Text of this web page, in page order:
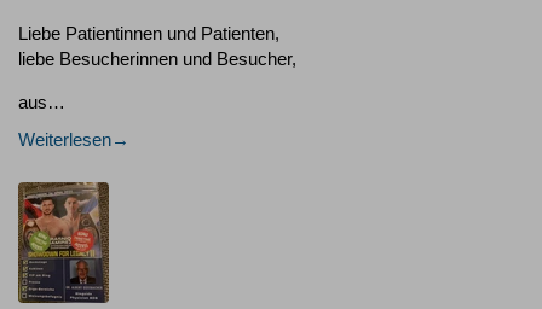
Liebe Patientinnen und Patienten,
liebe Besucherinnen und Besucher,
aus…
Weiterlesen